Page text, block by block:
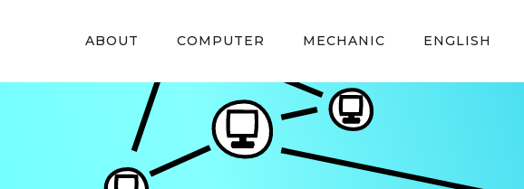
ABOUT COMPUTER MECHANIC ENGLISH